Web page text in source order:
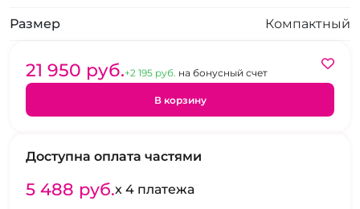
Размер Компактный
21 950 pуб.+2 195 pуб. на бонусный счет
В корзину
Доступна оплата частями
5 488 pуб.x 4 платежа